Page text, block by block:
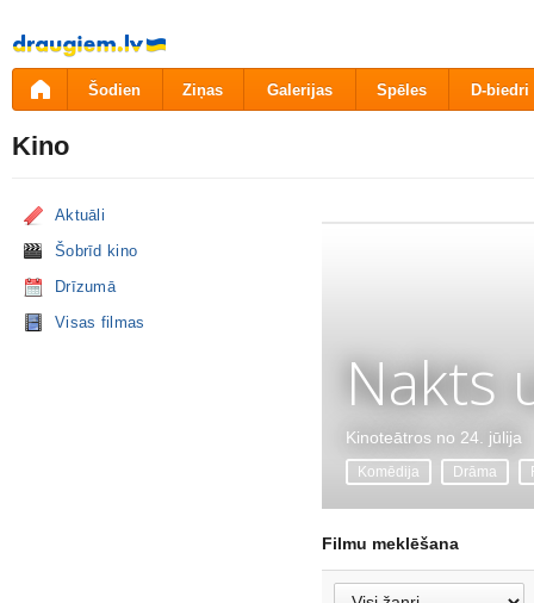
Pāriet
uz
saturu
Šodien Ziņas Galerijas Spēles D-biedri
Kino
Aktuāli
Šobrīd kino
Drīzumā
Visas filmas
Nakts
Kinoteātros no 24. jūlija
Komēdija Drāma
Filmu meklēšana